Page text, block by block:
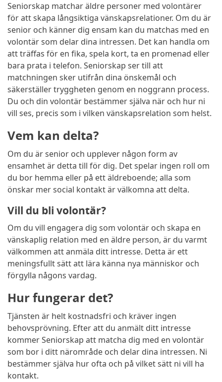
Seniorskap matchar äldre personer med volontärer
för att skapa långsiktiga vänskapsrelationer. Om du är
senior och känner dig ensam kan du matchas med en
volontär som delar dina intressen. Det kan handla om
att träffas för en fika, spela kort, ta en promenad eller
bara prata i telefon. Seniorskap ser till att
matchningen sker utifrån dina önskemål och
säkerställer tryggheten genom en noggrann process.
Du och din volontär bestämmer själva när och hur ni
vill ses, precis som i vilken vänskapsrelation som helst.
Vem kan delta?
Om du är senior och upplever någon form av
ensamhet är detta till för dig. Det spelar ingen roll om
du bor hemma eller på ett äldreboende; alla som
önskar mer social kontakt är välkomna att delta.
Vill du bli volontär?
Om du vill engagera dig som volontär och skapa en
vänskaplig relation med en äldre person, är du varmt
välkommen att anmäla ditt intresse. Detta är ett
meningsfullt sätt att lära känna nya människor och
förgylla någons vardag.
Hur fungerar det?
Tjänsten är helt kostnadsfri och kräver ingen
behovsprövning. Efter att du anmält ditt intresse
kommer Seniorskap att matcha dig med en volontär
som bor i ditt närområde och delar dina intressen. Ni
bestämmer själva hur ofta och på vilket sätt ni vill ha
kontakt.